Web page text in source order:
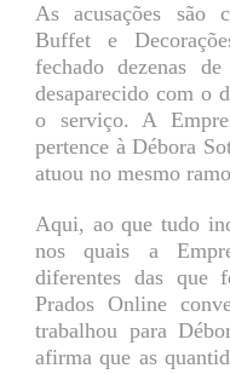
As acusações são
Buffet e
fechado dezenas
desaparecido com o
o serviço. A
pertence à Débora
atuou no mesmo
Aqui, ao que tudo
nos quais a
diferentes das que
Prados Online
trabalhou para
afirma que as